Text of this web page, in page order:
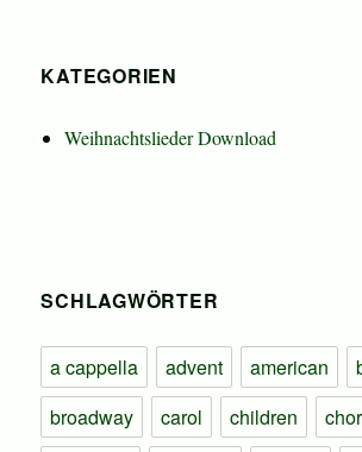
KATEGORIEN
Weihnachtslieder Download
SCHLAGWÖRTER
a cappella advent american
broadway
carol children